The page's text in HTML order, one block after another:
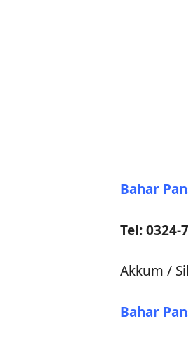
Bahar
Tel: 0324-
Akkum /
Bahar